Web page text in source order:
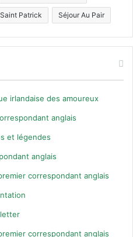
Saint Patrick Séjour Au Pair
irlandaise des amoureux
anglais
et légendes
anglais
correspondant anglais
correspondant anglais